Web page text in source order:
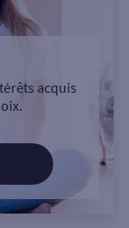
acquis